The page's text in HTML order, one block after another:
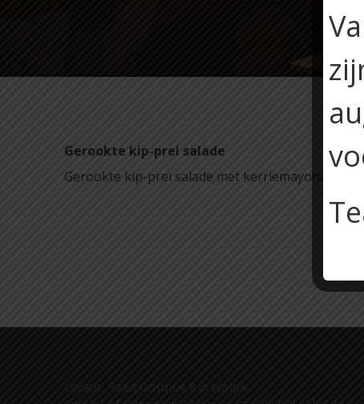
Gerookte kip-prei salade
Gerookte kip-prei salade met kerriemayonaise,
Locatie: Raadhuisstraat 8 in Waspik